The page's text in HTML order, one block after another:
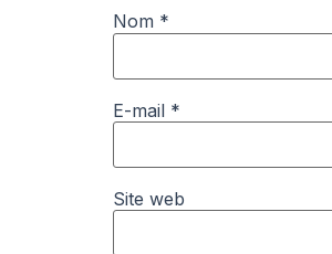
Nom *
E-mail *
Site web